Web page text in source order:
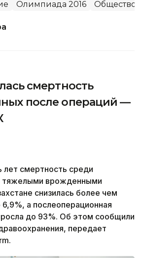
Олимпиада 2016 Общество
смертность
после операций —
лет смертность среди
тяжелыми врожденными
снизилась более чем
а послеоперационная
до 93%. Об этом сообщили
передает